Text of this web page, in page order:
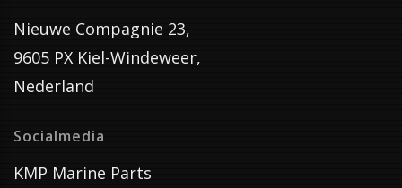
Nieuwe Compagnie 23,
9605 PX Kiel-Windeweer,
Nederland
Socialmedia
KMP Marine Parts